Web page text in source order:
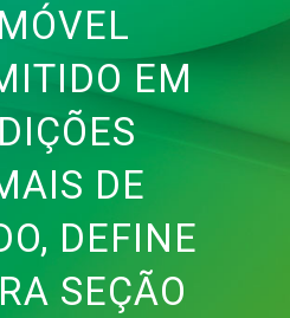
EM
DE
DEFINE
SEÇÃO